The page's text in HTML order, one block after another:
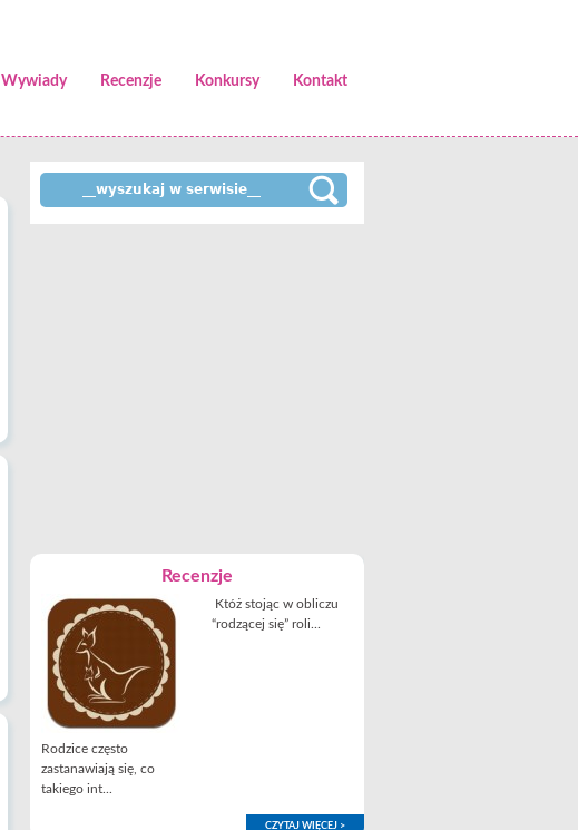
Wywiady Recenzje Konkursy Kontakt
Recenzje
Rodzice często
zastanawiają się, co
takiego int...
Któż stojąc w obliczu
“rodzącej się” roli...
CZYTAJ WIĘCEJ >